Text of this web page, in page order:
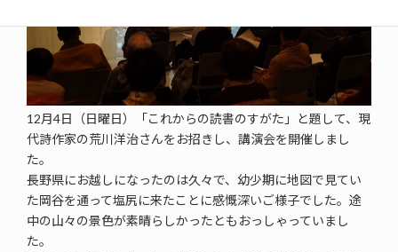
12月4日（日曜日）「これからの読書のすがた」と題して、現
代詩作家の荒川洋治さんをお招きし、講演会を開催しまし
た。
長野県にお越しになったのは久々で、幼少期に地図で見てい
た岡谷を通って塩尻に来たことに感慨深いご様子でした。途
中の山々の景色が素晴らしかったともおっしゃっていまし
た。